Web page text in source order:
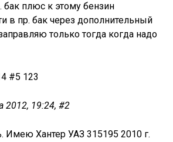
бак плюс к этому бензин
в пр. бак через дополнительный
только тогда когда надо
#5 123
2012, 19:24, #2
Имею Хантер УАЗ 315195 2010 г.